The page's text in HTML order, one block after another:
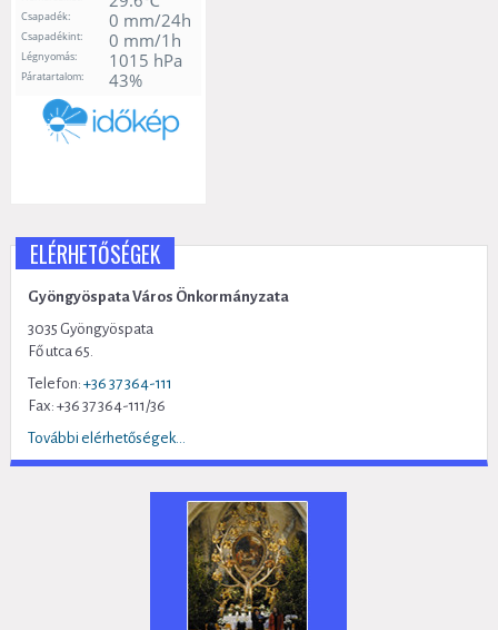
ELÉRHETŐSÉGEK
Gyöngyöspata Város Önkormányzata
3035 Gyöngyöspata
Fő utca 65.
Telefon: +36 37 364-111
Fax: +36 37 364-111/36
További elérhetőségek...